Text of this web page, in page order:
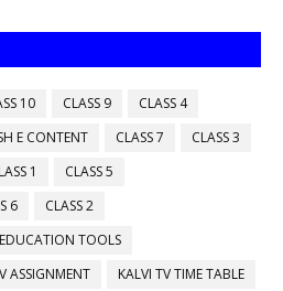
10 CLASS 9
CLASS 4
E CONTENT CLASS 7
CLASS 3
1
CLASS 5
6
CLASS 2
TOOLS
ASSIGNMENT
KALVI TV TIME TABLE